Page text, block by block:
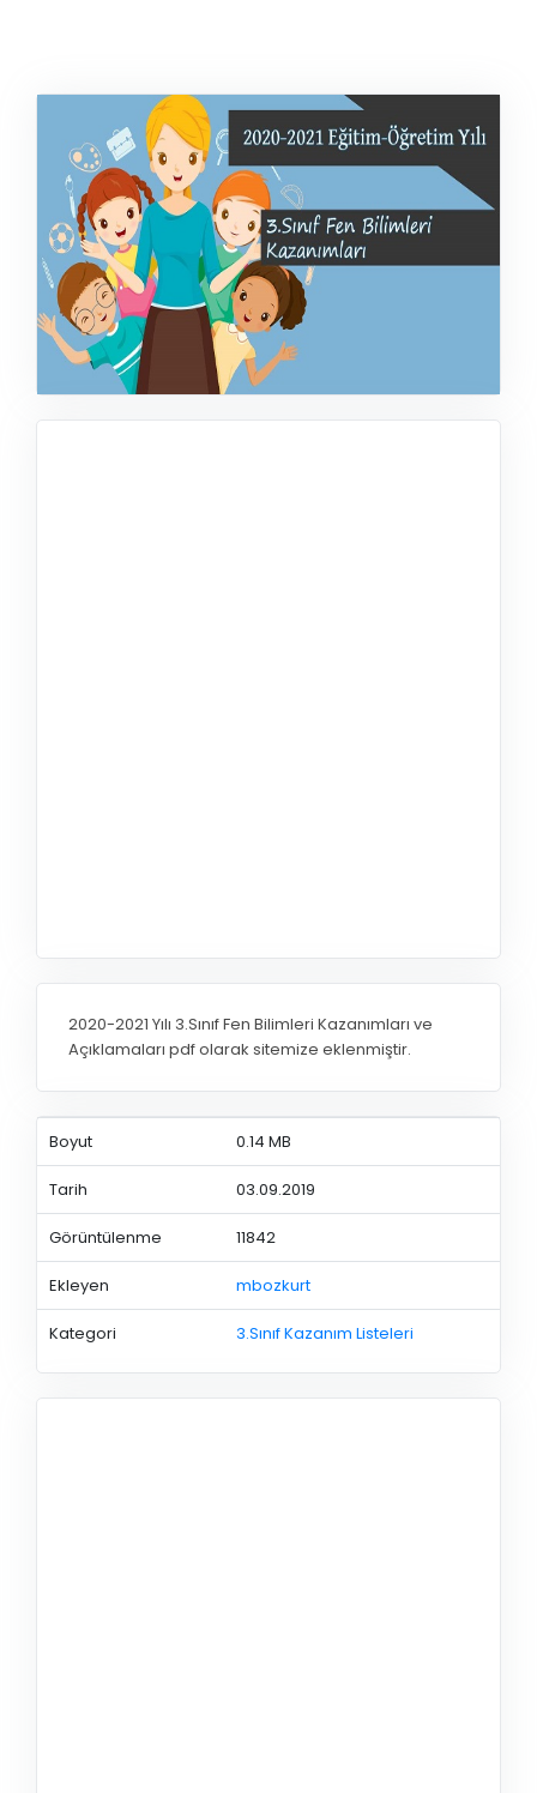
2020-2021 Yılı 3.Sınıf Fen Bilimleri Kazanımları ve
Açıklamaları pdf olarak sitemize eklenmiştir.
Boyut 0.14 MB
Tarih 03.09.2019
Görüntülenme 11842
Ekleyen mbozkurt
Kategori 3.Sınıf Kazanım Listeleri